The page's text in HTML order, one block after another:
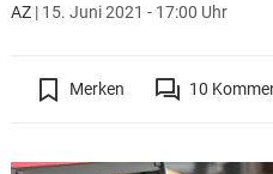
AZ| 15. Juni 2021 - 17:00 Uhr
Merken 10